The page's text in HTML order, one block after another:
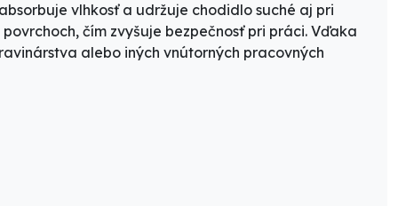
vlhkosť a udržuje chodidlo suché aj pri
čím zvyšuje bezpečnosť pri práci. Vďaka
alebo iných vnútorných pracovných